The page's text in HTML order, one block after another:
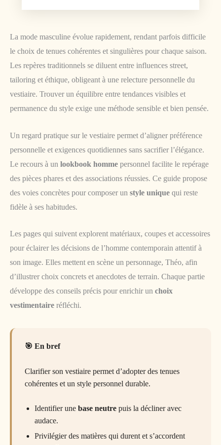
La mode masculine évolue rapidement, rendant parfois difficile
le choix de tenues cohérentes et singulières pour chaque saison.
Les repères traditionnels se diluent entre influences street,
tailoring et éthique, obligeant à une relecture personnelle du
vestiaire. Trouver un équilibre entre tendances visibles et
permanence du style exige une méthode sensible et bien pensée.
Un regard pratique sur le vestiaire permet d’aligner préférence
personnelle et exigences quotidiennes sans sacrifier l’élégance.
Le recours à un lookbook homme personnel facilite le repérage
des pièces phares et des associations réussies. Ce guide propose
des voies concrètes pour composer un style unique qui reste
fidèle à ses habitudes.
Les pages qui suivent explorent matériaux, coupes et accessoires
pour éclairer les décisions de l’homme contemporain attentif à
son image. Elles mettent en scène un personnage, Théo, afin
d’illustrer choix concrets et anecdotes de terrain. Chaque partie
développe des conseils précis pour enrichir un choix
vestimentaire réfléchi.
En bref
Clarifier son vestiaire permet d’adopter des tenues
cohérentes et un style personnel durable.
Identifier une base neutre puis la décliner avec
audace.
Privilégier des matières qui durent et s’accordent